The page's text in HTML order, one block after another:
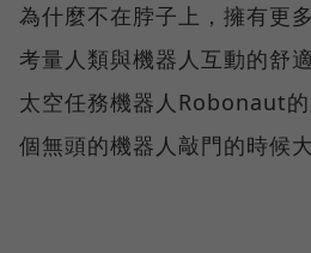
為什麼不在脖子上，擁有更
考量人類與機器人互動的舒
太空任務機器人Robonaut
個無頭的機器人敲門的時候